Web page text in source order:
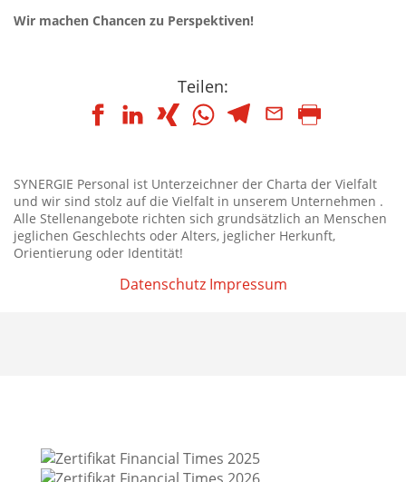
Wir machen Chancen zu Perspektiven!
Teilen:
SYNERGIE Personal ist Unterzeichner der Charta der Vielfalt
und wir sind stolz auf die Vielfalt in unserem Unternehmen .
Alle Stellenangebote richten sich grundsätzlich an Menschen
jeglichen Geschlechts oder Alters, jeglicher Herkunft,
Orientierung oder Identität!
Datenschutz Impressum